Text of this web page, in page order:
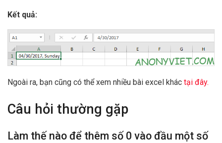
Kết quả:
Ngoài ra, bạn cũng có thể xem nhiều bài excel khác tại đây.
Câu hỏi thường gặp
Làm thế nào để thêm số 0 vào đầu một số